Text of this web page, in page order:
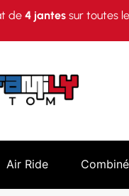
de 4 jantes sur toutes
Air Ride